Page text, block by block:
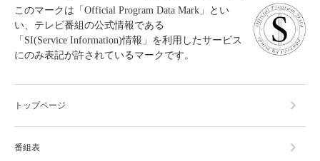
このマークは「Official Program Data Mark」とい
い、テレビ番組の公式情報である
「SI(Service Information)情報」を利用したサービス
にのみ表記が許されているマークです。
トップページ
番組表